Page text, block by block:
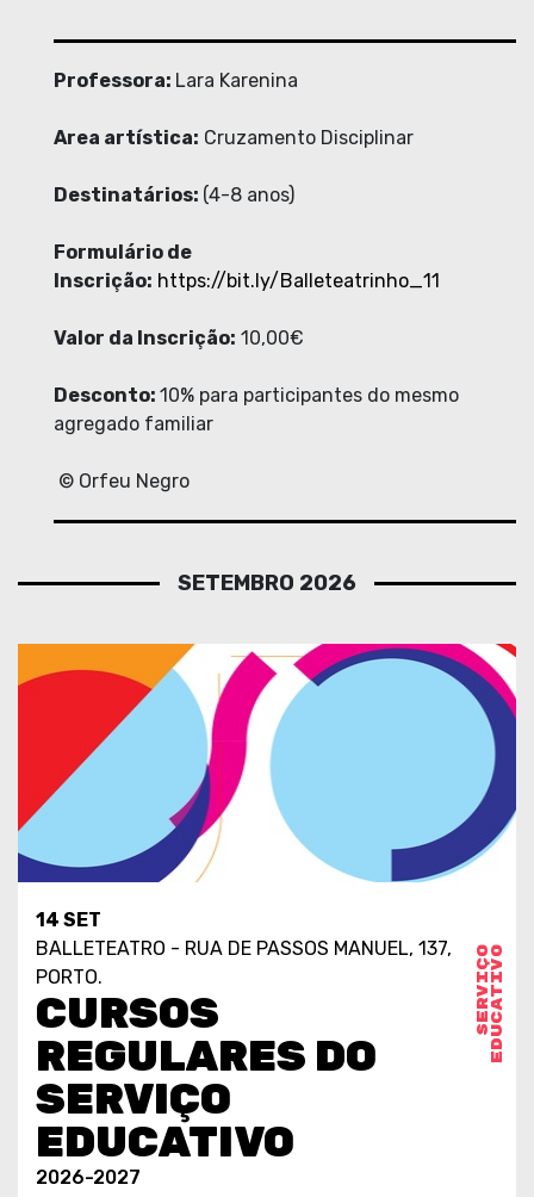
Professora: Lara Karenina
Area artística: Cruzamento Disciplinar
Destinatários: (4-8 anos)
Formulário de
Inscrição: https://bit.ly/Balleteatrinho_11
Valor da Inscrição: 10,00€
Desconto: 10% para participantes do mesmo
agregado familiar
© Orfeu Negro
SETEMBRO 2026
14 SET
BALLETEATRO - RUA DE PASSOS MANUEL, 137,
PORTO.
CURSOS
REGULARES DO
SERVIÇO
EDUCATIVO
2026-2027
S
E
R
V
I
Ç
O
E
D
U
C
A
T
I
VO